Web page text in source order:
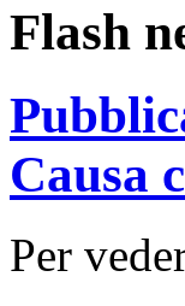
Flash
Causa
Per